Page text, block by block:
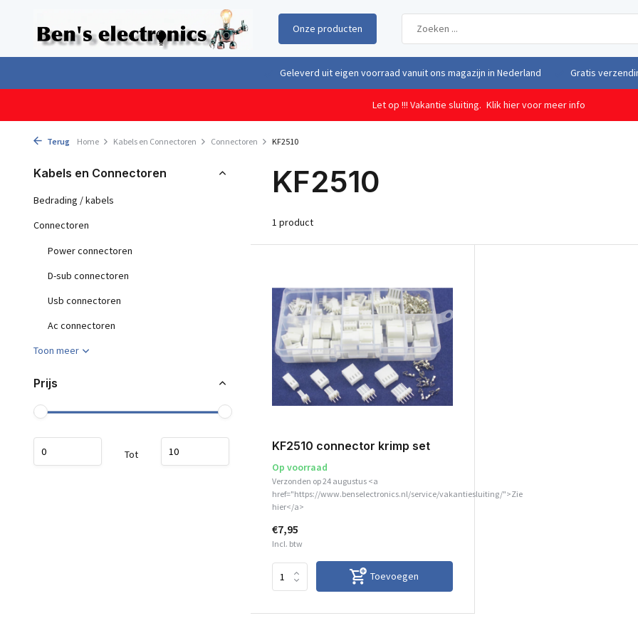
Onze producten
Geleverd uit eigen voorraad vanuit ons magazijn in Nederland Gratis
Let op !!! Vakantie sluiting. Klik hier voor meer info
Terug Home Kabels en Connectoren Connectoren KF2510
Kabels en Connectoren
Bedrading / kabels
Connectoren
Power connectoren
D-sub connectoren
Usb connectoren
Ac connectoren
Toon meer
Prijs
Tot
KF2510
1 product
KF2510 connector krimp set
Op voorraad
Verzonden op 24 augustus <a
href="https://www.benselectronics.nl/service/vakantiesluiting/">Zie
hier</a>
€7,95
Incl. btw
Toevoegen